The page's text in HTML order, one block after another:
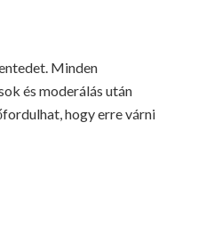
Minden
és moderálás után
hogy erre várni